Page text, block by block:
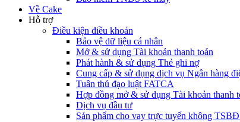
Về Cake
Hỗ trợ
Điều kiện điều khoản
Bảo vệ dữ liệu cá nhân
Mở & sử dụng Tài khoản thanh toán
Phát hành & sử dụng Thẻ ghi nợ
Cung cấp & sử dụng dịch vụ Ngân hàng
Tuân thủ đạo luật FATCA
Hợp đồng mở & sử dụng Tài khoản thanh
Dịch vụ đầu tư
Sản phẩm cho vay trực tuyến không